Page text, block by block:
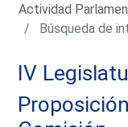
Actividad
Búsqueda de
IV